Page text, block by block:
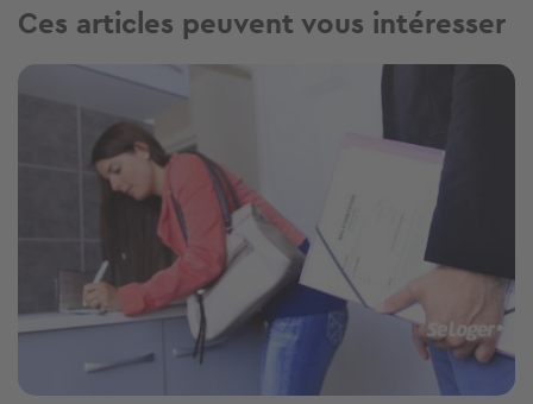
Ces articles peuvent vous intéresser
Image